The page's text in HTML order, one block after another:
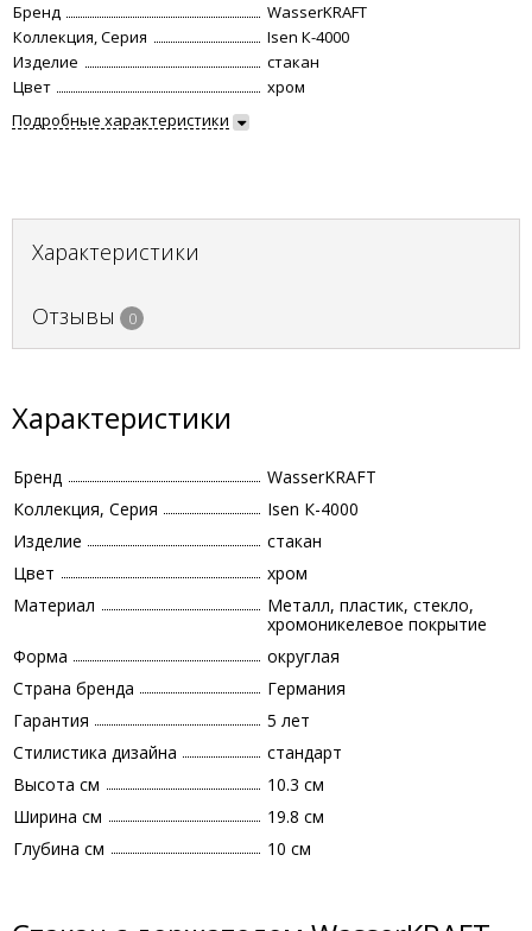
Бренд
WasserKRAFT
Коллекция, Серия
Isen К-4000
Изделие
стакан
Цвет
хром
Подробные характеристики
Характеристики
Отзывы 0
Характеристики
Бренд
WasserKRAFT
Коллекция, Серия
Isen К-4000
Изделие
стакан
Цвет
хром
Материал
Металл, пластик, стекло,
хромоникелевое покрытие
Форма
округлая
Страна бренда
Германия
Гарантия
5 лет
Стилистика дизайна
стандарт
Высота см
10.3 см
Ширина см
19.8 см
Глубина см
10 см